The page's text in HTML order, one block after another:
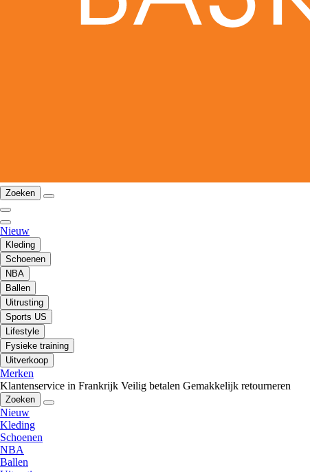
Zoeken
Nieuw
Kleding
Schoenen
NBA
Ballen
Uitrusting
Sports US
Lifestyle
Fysieke training
Uitverkoop
Merken
Klantenservice in Frankrijk Veilig betalen Gemakkelijk retourneren
Zoeken
Nieuw
Kleding
Schoenen
NBA
Ballen